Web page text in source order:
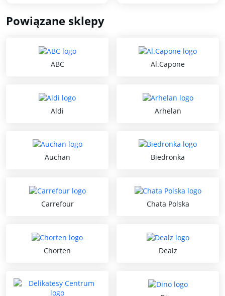
Powiązane sklepy
ABC Al.Capone
Aldi Arhelan
Auchan Biedronka
Carrefour Chata Polska
Chorten Dealz